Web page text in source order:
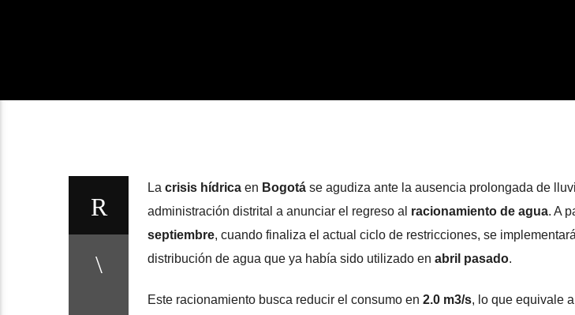
La crisis hídricaen Bogotáse agudiza ante la ausencia prolongada de
administración distrital a anunciar el regreso al racionamiento de agua. A
septiembre, cuando finaliza el actual ciclo de restricciones, se
distribución de agua que ya había sido utilizado en abril pasado.
Este racionamiento busca reducir el consumo en 2.0 m3/s, lo que equivale